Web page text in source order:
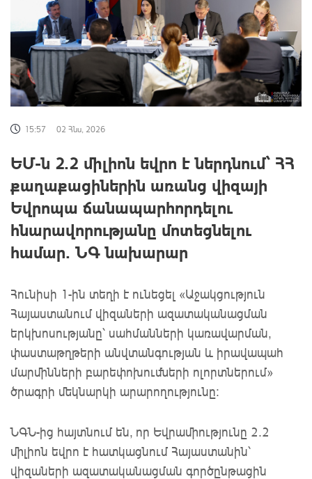
15:57 02 Հնս, 2026
ԵՄ-ն 2.2 միլիոն եվրո է ներդնում՝ ՀՀ
քաղաքացիներին առանց վիզայի
Եվրոպա ճանապարհորդելու
հնարավորությանը մոտեցնելու
համար․ ՆԳ նախարար
Հունիսի 1-ին տեղի է ունեցել «Աջակցություն
Հայաստանում վիզաների ազատականացման
երկխոսությանը՝ սահմանների կառավարման,
փաստաթղթերի անվտանգության և իրավապահ
մարմինների բարեփոխումների ոլորտներում»
ծրագրի մեկնարկի արարողությունը։
ՆԳՆ-ից հայտնում են, որ Եվրամիությունը 2.2
միլիոն եվրո է հատկացնում Հայաստանին՝
վիզաների ազատականացման գործընթացին